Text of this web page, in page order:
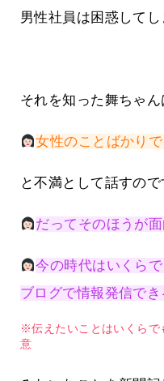
男性社員は困惑してし
それを知った舞ちゃ
女性のことばかり
と不満として話すので
だってそのほうが
今の時代はいくら
ブログで情報発信でき
※伝えたいことはいくら
意